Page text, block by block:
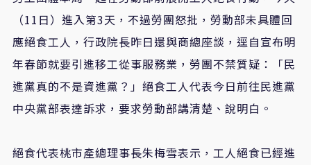
（11日）進入第3天，不過勞團怒批，勞動部未具體回
應絕食工人，行政院長昨日還與商總座談，逕自宣布明
年春節就要引進移工從事服務業，勞團不禁質疑：「民
進黨真的不是資進黨？」絕食工人代表今日前往民進黨
中央黨部表達訴求，要求勞動部講清楚、說明白。
絕食代表桃市產總理事長朱梅雪表示，工人絕食已經進